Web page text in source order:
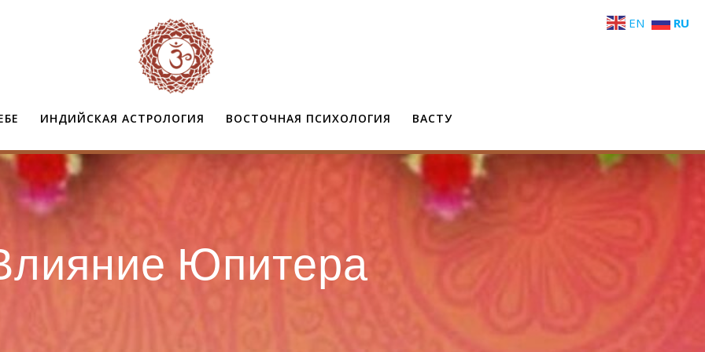
ИНДИЙСКАЯ АСТРОЛОГИЯ ВОСТОЧНАЯ ПСИХОЛОГИЯ ВАСТУ
Юпитера
EN RU